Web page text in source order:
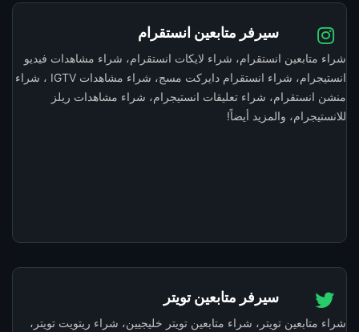
سيرفر متابعين انستقرام
شراء متابعين انستقرام، شراء لايكات انستقرام، شراء مشاهدات فيديو
انستيجرام، شراء انستقرام دايركت مسج، شراء مشاهدات IGTV ، شراء
منشن انستقرام، شراء تعليقات انستيجرام، شراء مشاهدات ريلز
للانستيجرام، والمزيد أيضاً!
سيرفر متابعين تويتر
شراء متابعين تويتر، شراء متابعين تويتر خليجيين، شراء ريتويت تويتر،